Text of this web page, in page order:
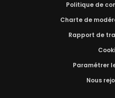
Politique de
Charte de
Rapport de
Paramétrer
Nous